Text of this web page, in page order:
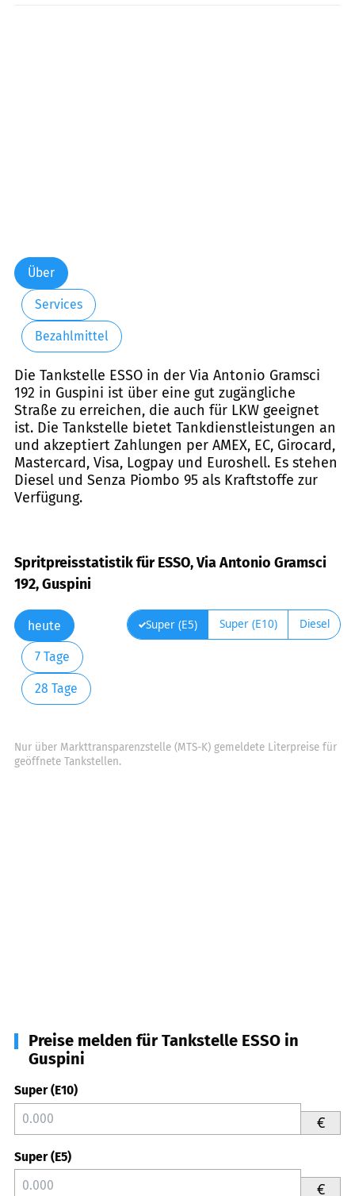
Über
Services
Bezahlmittel
Die Tankstelle ESSO in der Via Antonio Gramsci
192 in Guspini ist über eine gut zugängliche
Straße zu erreichen, die auch für LKW geeignet
ist. Die Tankstelle bietet Tankdienstleistungen an
und akzeptiert Zahlungen per AMEX, EC, Girocard,
Mastercard, Visa, Logpay und Euroshell. Es stehen
Diesel und Senza Piombo 95 als Kraftstoffe zur
Verfügung.
Spritpreisstatistik für ESSO, Via Antonio Gramsci
192, Guspini
heute
7 Tage
28 Tage
Super (E5) Super (E10) Diesel
Nur über Markttransparenzstelle (MTS-K) gemeldete Literpreise für
geöffnete Tankstellen.
Preise melden für Tankstelle ESSO in
Guspini
Super (E10)
€
Super (E5)
€